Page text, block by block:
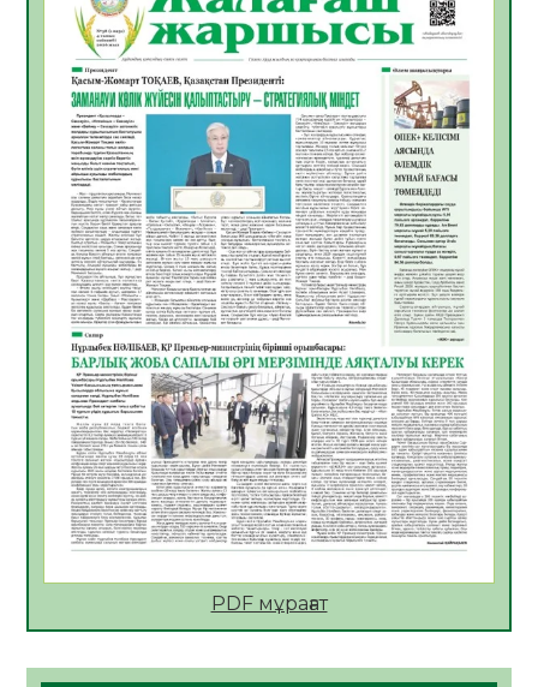
Инфекциялық ауруларға қарсы иммундау
жұмыстарының тиімділігі
06.08.2026
44
Көкжөтел ауруы туралы
06.08.2026
39
АПВ вакцинасы туралы мәлімет
06.08.2026
39
Open Air: Қызылорда облысы полиция
департаменті 20 мыңнан астам
көрерменнің қауіпсіздігін қамтамасыз етті
06.08.2026
51
ҚЫЗЫЛОРДАДА «САНАЛЫ ҰРПАҚ –
ЖАРҚЫН БОЛАШАҚ» АТТЫ КЕҢЕЙТІЛГЕН
МӘЖІЛІС ӨТТІ
05.08.2026
52
Қазақстан Орталық Азиядағы көшуге ең
азаматтың міндеті
PDF мұрағат